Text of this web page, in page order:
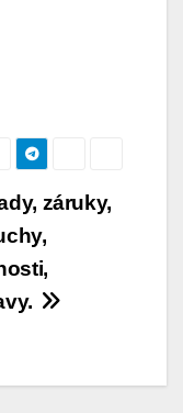
záruky,